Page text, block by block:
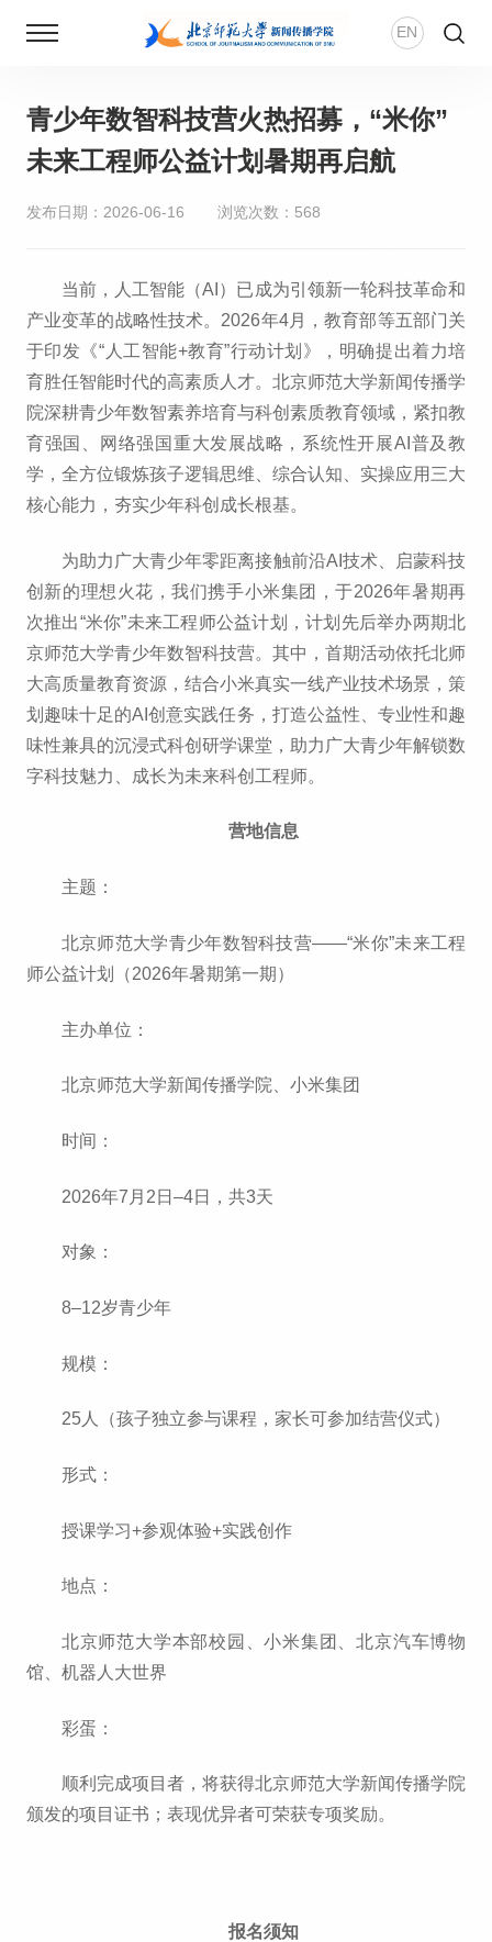
首页
师资团队
新传风华
人才培养
招生就业
党团学工
EN
青少年数智科技营火热招募，“米你”
未来工程师公益计划暑期再启航
发布日期：2026-06-16 浏览次数： 568
当前，人工智能（AI）已成为引领新一轮科技革命和
产业变革的战略性技术。2026年4月，教育部等五部门关
于印发《“人工智能+教育”行动计划》，明确提出着力培
育胜任智能时代的高素质人才。北京师范大学新闻传播学
院深耕青少年数智素养培育与科创素质教育领域，紧扣教
育强国、网络强国重大发展战略，系统性开展AI普及教
学，全方位锻炼孩子逻辑思维、综合认知、实操应用三大
核心能力，夯实少年科创成长根基。
为助力广大青少年零距离接触前沿AI技术、启蒙科技
创新的理想火花，我们携手小米集团，于2026年暑期再
次推出“米你”未来工程师公益计划，计划先后举办两期北
京师范大学青少年数智科技营。其中，首期活动依托北师
大高质量教育资源，结合小米真实一线产业技术场景，策
划趣味十足的AI创意实践任务，打造公益性、专业性和趣
味性兼具的沉浸式科创研学课堂，助力广大青少年解锁数
字科技魅力、成长为未来科创工程师。
营地信息
主题：
北京师范大学青少年数智科技营——“米你”未来工程
师公益计划（2026年暑期第一期）
主办单位：
北京师范大学新闻传播学院、小米集团
时间：
2026年7月2日–4日，共3天
对象：
8–12岁青少年
规模：
25人（孩子独立参与课程，家长可参加结营仪式）
形式：
授课学习+参观体验+实践创作
地点：
北京师范大学本部校园、小米集团、北京汽车博物
馆、机器人大世界
彩蛋：
顺利完成项目者，将获得北京师范大学新闻传播学院
颁发的项目证书；表现优异者可荣获专项奖励。
报名须知